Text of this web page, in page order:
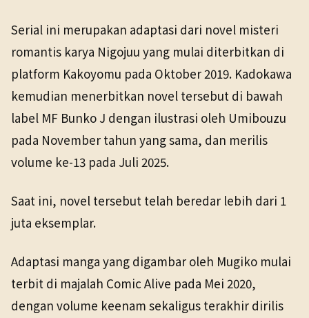
Serial ini merupakan adaptasi dari novel misteri
romantis karya Nigojuu yang mulai diterbitkan di
platform Kakoyomu pada Oktober 2019. Kadokawa
kemudian menerbitkan novel tersebut di bawah
label MF Bunko J dengan ilustrasi oleh Umibouzu
pada November tahun yang sama, dan merilis
volume ke-13 pada Juli 2025.
Saat ini, novel tersebut telah beredar lebih dari 1
juta eksemplar.
Adaptasi manga yang digambar oleh Mugiko mulai
terbit di majalah Comic Alive pada Mei 2020,
dengan volume keenam sekaligus terakhir dirilis